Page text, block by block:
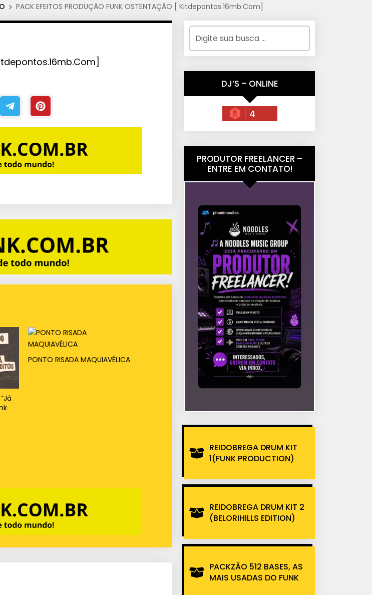
PACK EFEITOS PRODUÇÃO FUNK OSTENTAÇÃO [ Kitdepontos.16mb.Com]
PONTO RISADA MAQUIAVÉLICA
DJ’S – ONLINE
4
PRODUTOR FREELANCER –
ENTRE EM CONTATO!
REIDOBREGA DRUM KIT
1(FUNK PRODUCTION)
REIDOBREGA DRUM KIT 2
(BELORIHILLS EDITION)
PACKZÃO 512 BASES, AS
MAIS USADAS DO FUNK